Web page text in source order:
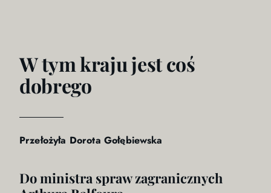
W tym kraju jest coś
dobrego
Przełożyła Dorota Gołębiewska
Do ministra spraw zagranicznych